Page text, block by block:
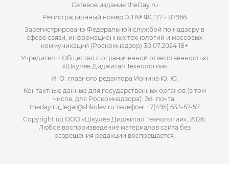
Сетевое издание theDay.ru
Регистрационный номер ЭЛ № ФС 77 - 87966
Зарегистрировано Федеральной службой по надзору в
сфере связи, информационных технологий и массовых
коммуникаций (Роскомнадзор) 30.07.2024 18+
Учредитель: Общество с ограниченной ответственностью
«Шкулёв Диджитал Технологии»
И. О. главного редактора Ионина Ю. Ю.
Контактные данные для государственных органов (в том
числе, для Роскомнадзора): Эл. почта:
theday.ru_legal@shkulev.ru телефон: +7(495) 633-57-57
Copyright (с) ООО «Шкулёв Диджитал Технологии», 2026.
Любое воспроизведение материалов сайта без
разрешения редакции воспрещается.